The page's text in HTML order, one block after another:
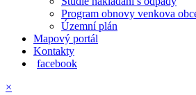
Program obnovy venkova
Územní plán
Mapový portál
Kontakty
facebook
×